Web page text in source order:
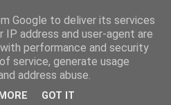
Google to deliver its services
IP address and user-agent are
performance and security
service, generate usage
address abuse.
GOT IT